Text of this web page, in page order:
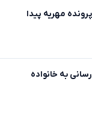
مهریه پیدا
به خانواده